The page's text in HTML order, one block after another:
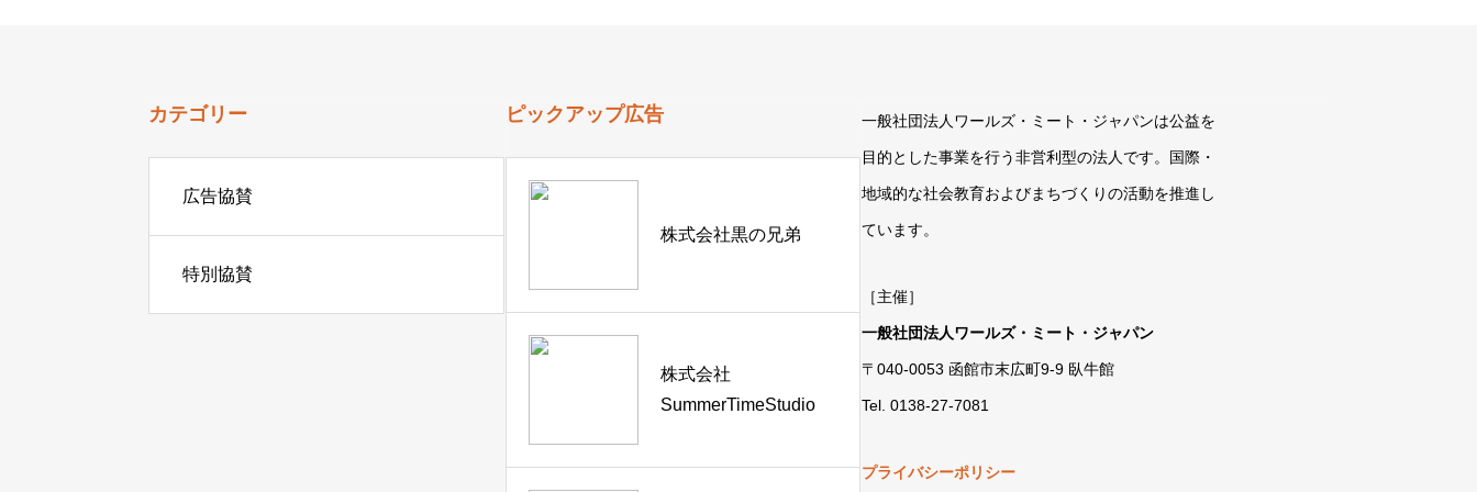
カテゴリー
広告協賛
特別協賛
ピックアップ広告
株式会社黒の兄弟
株式会社
SummerTimeStudio
一般社団法人ワールズ・ミート・ジャパンは公益を
目的とした事業を行う非営利型の法人です。国際・
地域的な社会教育およびまちづくりの活動を推進し
ています。
［主催］
一般社団法人ワールズ・ミート・ジャパン
〒040-0053 函館市末広町9-9 臥牛館
Tel. 0138-27-7081
プライバシーポリシー